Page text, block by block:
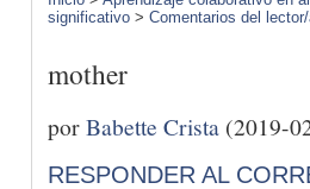
significativo > Comentarios del
mother
porBabette Crista (2019-
RESPONDER AL